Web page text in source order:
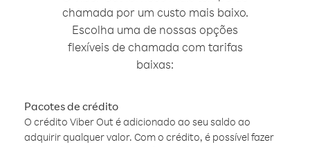
chamada por um custo mais baixo.
Escolha uma de nossas opções
flexíveis de chamada com tarifas
baixas:
Pacotes de crédito
O crédito Viber Out é adicionado ao seu saldo ao
adquirir qualquer valor. Com o crédito, é possível fazer